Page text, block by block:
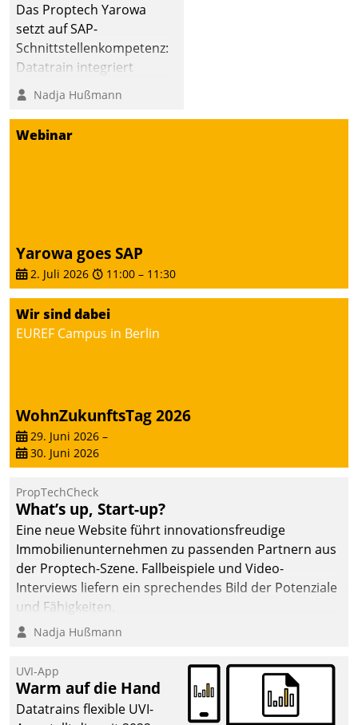
Das Proptech Yarowa
setzt auf SAP-
Schnittstellenkompetenz:
Datatrain integriert
Yarowas Portal zur
Vergabe und Verwaltung
von Aufträgen der
operativen
den Weg vom
Mieteranliegen zum
Dienstleisterauftrag.
Nadja Hußmann
Webinar
Yarowa goes SAP
2. Juli 2026 11:00 – 11:30
Wir sind dabei
EUREF Campus in Berlin
WohnZukunftsTag 2026
29. Juni 2026 –
30. Juni 2026
PropTechCheck
What’s up, Start-up?
Eine neue Website führt innovationsfreudige
Immobilienunternehmen zu passenden Partnern aus
der Proptech-Szene. Fallbeispiele und Video-
Interviews liefern ein sprechendes Bild der Potenziale
und Fähigkeiten.
Nadja Hußmann
UVI-App
Warm auf die Hand
Datatrains flexible UVI-